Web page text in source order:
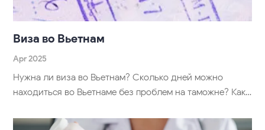
Виза во Вьетнам
Apr 2025
Нужна ли виза во Вьетнам? Сколько дней можно
находиться во Вьетнаме без проблем на таможне? Как…